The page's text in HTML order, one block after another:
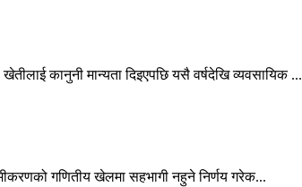
कानुनी मान्यता दिइएपछि यसै वर्षदेखि व्यवसायिक ...
गणितीय खेलमा सहभागी नहुने निर्णय गरेक...